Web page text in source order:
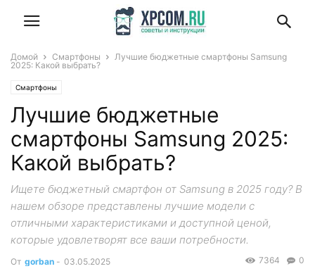
Домой Смартфоны
Лучшие бюджетные смартфоны Samsung
2025: Какой выбрать?
Смартфоны
Лучшие бюджетные
смартфоны Samsung 2025:
Какой выбрать?
Ищете бюджетный смартфон от Samsung в 2025 году? В
нашем обзоре представлены лучшие модели с
отличными характеристиками и доступной ценой,
которые удовлетворят все ваши потребности.
От gorban - 03.05.2025 0
7364